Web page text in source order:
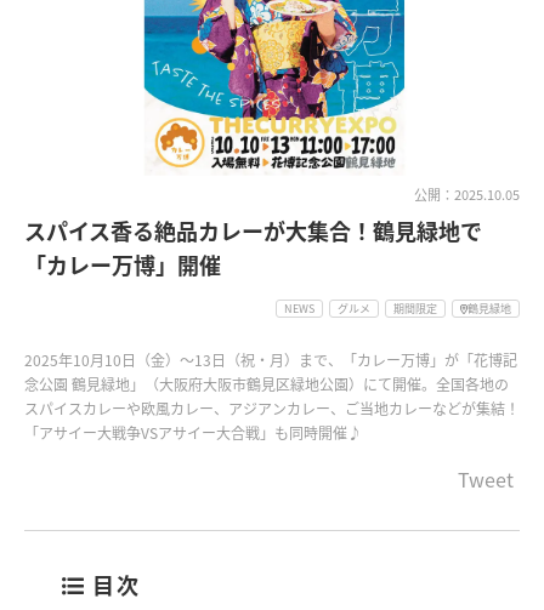
公開：2025.10.05
スパイス香る絶品カレーが大集合！鶴見緑地で
「カレー万博」開催
NEWS グルメ 期間限定 鶴見緑地
2025年10月10日（金）～13日（祝・月）まで、「カレー万博」が「花博記
念公園 鶴見緑地」（大阪府大阪市鶴見区緑地公園）にて開催。全国各地の
スパイスカレーや欧風カレー、アジアンカレー、ご当地カレーなどが集結！
「アサイー大戦争VSアサイー大合戦」も同時開催♪
Tweet
目次